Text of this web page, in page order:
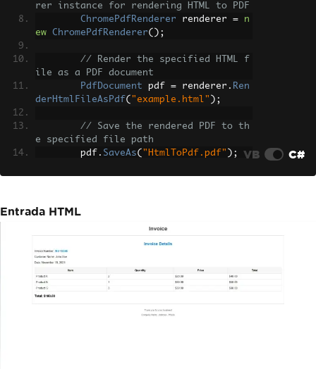
rer instance for rendering HTML to PDF
ChromePdfRenderer renderer =
n
ew
ChromePdfRenderer();
// Render the specified HTML f
ile as a PDF document
PdfDocument pdf = renderer . Ren
derHtmlFileAsPdf( "example.html" );
// Save the rendered PDF to th
e specified file path
        pdf
. SaveAs( "HtmlToPdf.pdf" );
VB C#
Entrada HTML